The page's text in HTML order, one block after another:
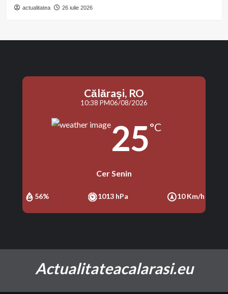
actualitatea 26 iulie 2026
Călăraşi, RO
10:38 PM06/08/2026
25°C
Cer Senin
56% 1013 hPa 10 Km/h
Actualitateacalarasi.eu